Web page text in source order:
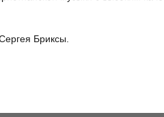
Бриксы.